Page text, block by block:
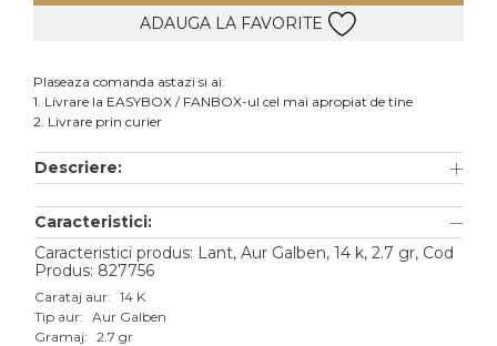
Accesorii
Aur alb
Aur roz
Aur mixt
ADAUGA LA FAVORITE
Plaseaza comanda astazi si ai:
1. Livrare la EASYBOX / FANBOX-ul cel mai apropiat de tine
2. Livrare prin curier
Descriere:
Caracteristici:
Caracteristici produs: Lant, Aur Galben, 14 k, 2.7 gr, Cod
Produs: 827756
Carataj aur: 14 K
Tip aur: Aur Galben
Gramaj: 2.7 gr